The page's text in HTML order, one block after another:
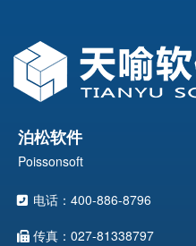
泊松软件
Poissonsoft
电话：400-886-8796
传真：027-81338797